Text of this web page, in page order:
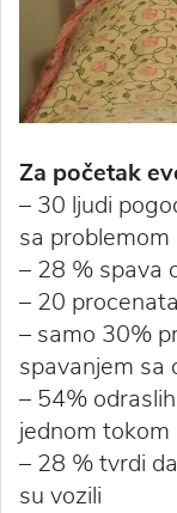
Za početak
– 30 ljudi
sa problemom
– 28 % spava
– 20
– samo 30%
spavanjem sa
– 54%
jednom
– 28 % tvrdi
su vozili